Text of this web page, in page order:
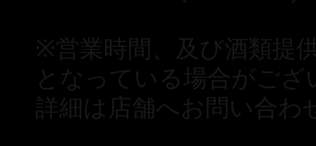
※営業時間、及び酒類提
となっている場合がござ
詳細は店舗へお問い合わ